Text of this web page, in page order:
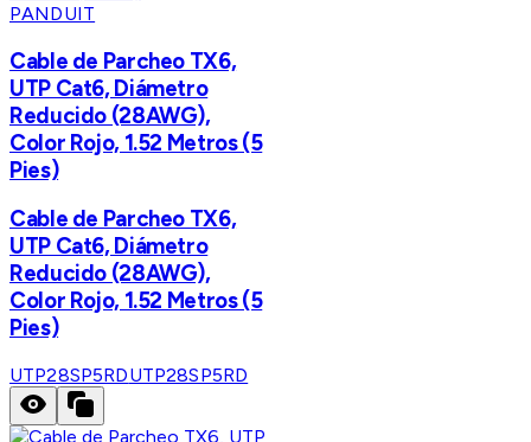
PANDUIT
Cable de Parcheo TX6,
UTP Cat6, Diámetro
Reducido (28AWG),
Color Rojo, 1.52 Metros (5
Pies)
Cable de Parcheo TX6,
UTP Cat6, Diámetro
Reducido (28AWG),
Color Rojo, 1.52 Metros (5
Pies)
UTP28SP5RDUTP28SP5RD